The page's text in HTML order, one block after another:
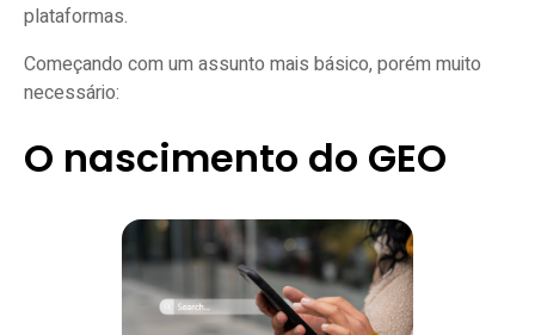
técnico para IA
plataformas.
Começando com um assunto mais básico, porém muito
necessário:
O nascimento do GEO